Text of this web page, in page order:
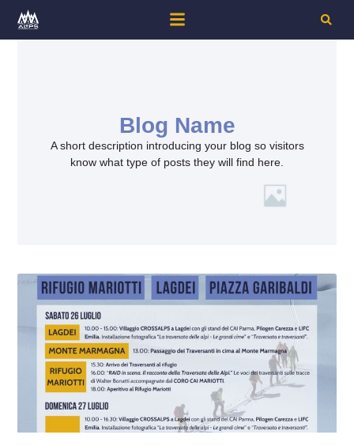
Blog Name
A short description introducing your blog so visitors
know what type of posts they will find here.